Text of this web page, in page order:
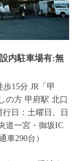
内駐車場有:無
15分 JR「甲
の方 甲府駅 北口
日：土曜日、日
道一宮・御坂IC
車290台）